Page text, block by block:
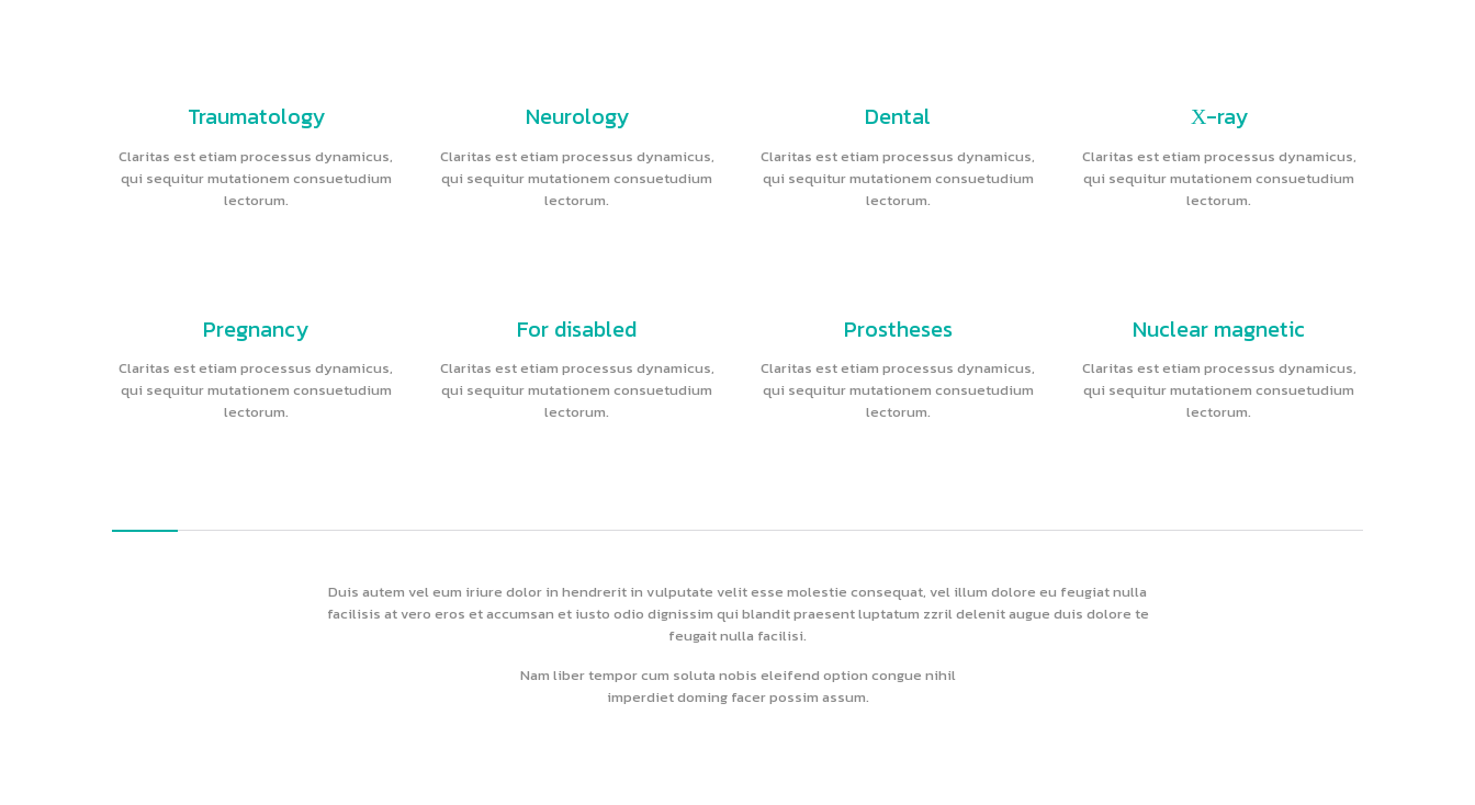
Traumatology
Claritas est etiam processus dynamicus,
qui sequitur mutationem consuetudium
lectorum.
Neurology
Claritas est etiam processus dynamicus,
qui sequitur mutationem consuetudium
lectorum.
Dental
Claritas est etiam processus dynamicus,
qui sequitur mutationem consuetudium
lectorum.
Х-ray
Claritas est etiam processus dynamicus,
qui sequitur mutationem consuetudium
lectorum.
Pregnancy
Claritas est etiam processus dynamicus,
qui sequitur mutationem consuetudium
lectorum.
For disabled
Claritas est etiam processus dynamicus,
qui sequitur mutationem consuetudium
lectorum.
Prostheses
Claritas est etiam processus dynamicus,
qui sequitur mutationem consuetudium
lectorum.
Nuclear magnetic
Claritas est etiam processus dynamicus,
qui sequitur mutationem consuetudium
lectorum.
Duis autem vel eum iriure dolor in hendrerit in vulputate velit esse molestie consequat, vel illum dolore eu feugiat nulla
facilisis at vero eros et accumsan et iusto odio dignissim qui blandit praesent luptatum zzril delenit augue duis dolore te
feugait nulla facilisi.
Nam liber tempor cum soluta nobis eleifend option congue nihil
imperdiet doming facer possim assum.